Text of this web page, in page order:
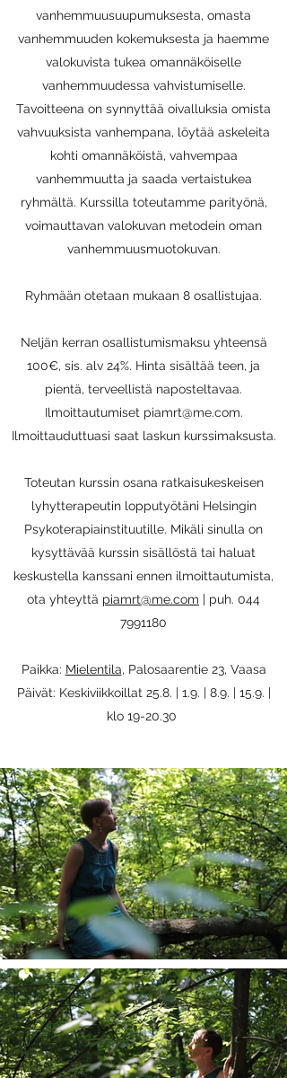
vanhemmuusuupumuksesta, omasta
vanhemmuuden kokemuksesta ja haemme
valokuvista tukea omannäköiselle
vanhemmuudessa vahvistumiselle.
Tavoitteena on synnyttää oivalluksia omista
vahvuuksista vanhempana, löytää askeleita
kohti omannäköistä, vahvempaa
vanhemmuutta ja saada vertaistukea
ryhmältä. Kurssilla toteutamme parityönä,
voimauttavan valokuvan metodein oman
vanhemmuusmuotokuvan.
Ryhmään otetaan mukaan 8 osallistujaa.
Neljän kerran osallistumismaksu yhteensä
100€, sis. alv 24%. Hinta sisältää teen, ja
pientä, terveellistä naposteltavaa.
Ilmoittautumiset piamrt@me.com.
Ilmoittauduttuasi saat laskun kurssimaksusta.
Toteutan kurssin osana ratkaisukeskeisen
lyhytterapeutin lopputyötäni Helsingin
Psykoterapiainstituutille. Mikäli sinulla on
kysyttävää kurssin sisällöstä tai haluat
keskustella kanssani ennen ilmoittautumista,
ota yhteyttä piamrt@me.com | puh. 044
7991180
Paikka: Mielentila, Palosaarentie 23, Vaasa
Päivät: Keskiviikkoillat 25.8. | 1.9. | 8.9. | 15.9. |
klo 19-20.30